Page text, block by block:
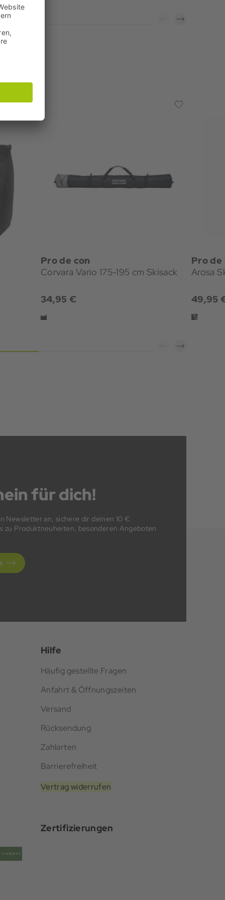
Pro de con
Corvara Vario 175-195 cm Skisack
34,95 €
Pro de
Arosa
49,95
für dich!
Newsletter an, sichere dir deinen 10 €
zu Produktneuheiten, besonderen Angeboten
Hilfe
Häufig gestellte Fragen
Anfahrt & Öffnungszeiten
Versand
Rücksendung
Zahlarten
Barrierefreiheit
Vertrag widerrufen
Zertifizierungen